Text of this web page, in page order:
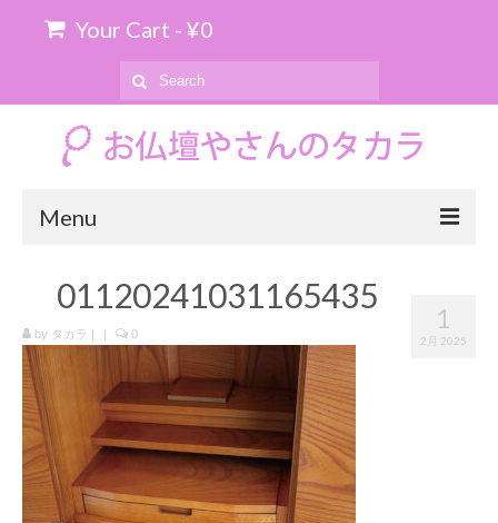
Your Cart - ¥0
Search
for:
Menu
お位牌の購入について
お仏壇のお引き取り
商品を探す
上置仏壇
台付仏壇
1
2月 2025
01120241031165435
by タカラ | | 0